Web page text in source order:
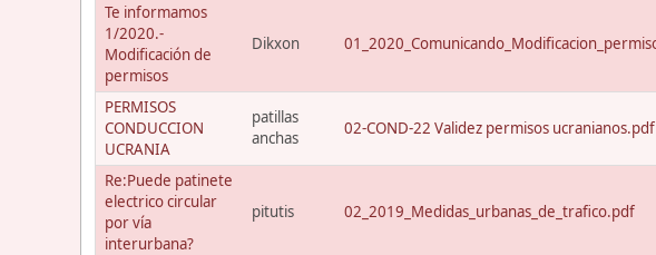
Te informamos
1/2020.-
Modificación de
permisos
Dikxon
PERMISOS
CONDUCCION
UCRANIA
patillas
anchas
02-COND-22 Validez permisos ucranianos.pdf
Re:Puede patinete
electrico circular
por vía
interurbana?
pitutis 02_2019_Medidas_urbanas_de_trafico.pdf